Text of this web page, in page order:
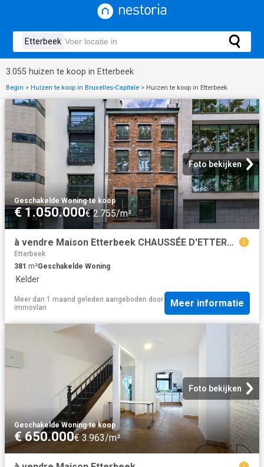
3.055 huizen te koop in Etterbeek
Begin > Huizen te koop in Bruxelles-Capitale > Huizen te koop in Etterbeek
Foto bekijken
Geschakelde Woning·te koop
€ 1.050.000€ 2.755/m²
à vendre Maison Etterbeek CHAUSSÉE D'ETTERBEEK
Etterbeek
381 m²Geschakelde Woning
·Kelder
Meer dan 1 maand geleden aangeboden door
immovlan
Meer informatie
Foto bekijken
Geschakelde Woning·te koop
€ 650.000€ 3.963/m²